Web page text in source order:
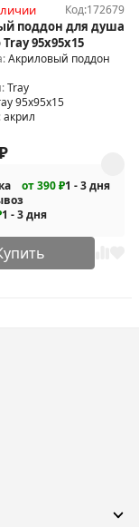
Код:172679
поддон для душа
95x95x15
Акриловый поддон
Tray
95x95x15
акрил
от 390 ₽1 - 3 дня
1 - 3 дня